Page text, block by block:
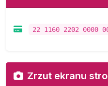
22 1160 2202 0000
Zrzut ekranu